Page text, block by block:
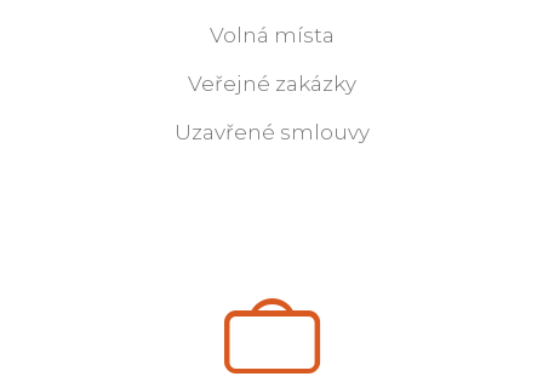
Volná místa
Veřejné zakázky
Uzavřené smlouvy